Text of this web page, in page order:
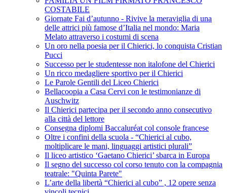
COSTABILE
Giornate Fai d’autunno - Rivive la meraviglia di una
delle attrici più famose d’Italia nel mondo: Maria
Melato attraverso i costumi di scena
Un oro nella poesia per il Chierici, lo conquista Cristian
Pucci
Successo per le studentesse non italofone del Chierici
Un ricco medagliere sportivo per il Chierici
Le Parole Gentili del Liceo Chierici
Bellacoopia a Casa Cervi con le testimonianze di
Auschwitz
Il Chierici partecipa per il secondo anno consecutivo
alla città del lettore
Consegna diplomi Baccaluréat col console francese
Oltre i confini della scuola - “Chierici al cubo,
moltiplicare le mani, linguaggi artistici plurali”
Il liceo artistico ‘Gaetano Chierici’ sbarca in Europa
Il segno del successo col corso tenuto con la compagnia
teatrale: "Quinta Parete"
L’arte della libertà “Chierici al cubo” , 12 opere senza